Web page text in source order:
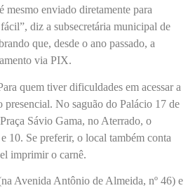
mesmo enviado diretamente para
diz a subsecretária municipal de
que, desde o ano passado, a
via PIX.
quem tiver dificuldades em acessar a
presencial. No saguão do Palácio 17 de
Sávio Gama, no Aterrado, o
10. Se preferir, o local também conta
imprimir o carnê.
Avenida Antônio de Almeida, nº 46) e